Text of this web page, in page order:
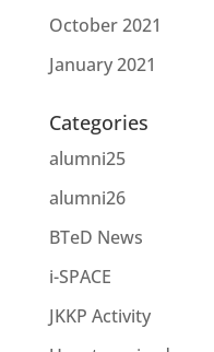
October 2021
January 2021
Categories
alumni25
alumni26
BTeD News
i-SPACE
JKKP Activity